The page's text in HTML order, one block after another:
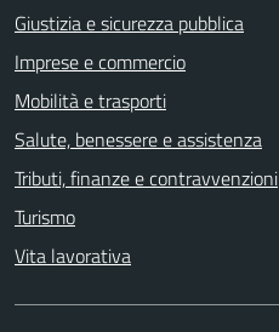
Giustizia e sicurezza pubblica
Imprese e commercio
Mobilità e trasporti
Salute, benessere e assistenza
Tributi, finanze e contravvenzioni
Turismo
Vita lavorativa